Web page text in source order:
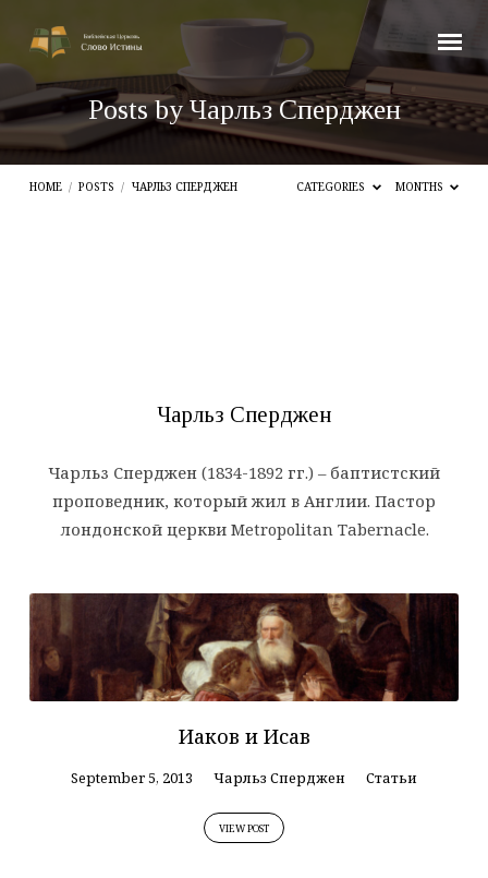
Posts by Чарльз Сперджен
HOME / POSTS / ЧАРЛЬЗ СПЕРДЖЕН CATEGORIES MONTHS
Чарльз Сперджен
Чарльз Сперджен (1834-1892 гг.) – баптистский
проповедник, который жил в Англии. Пастор
лондонской церкви Metropolitan Tabernacle.
Иаков и Исав
September 5, 2013 Чарльз Сперджен Статьи
VIEW POST